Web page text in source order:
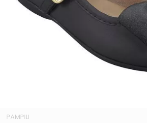
PAMPILI